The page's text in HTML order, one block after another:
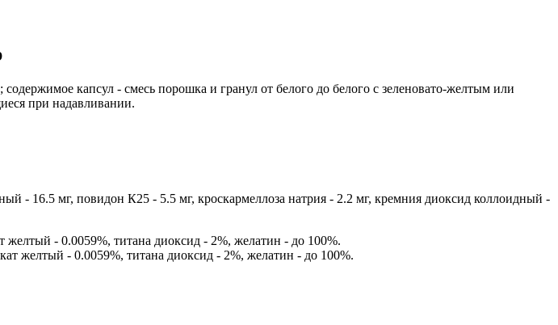
капсул - смесь порошка и гранул от белого до белого с зеленовато-желтым или
при надавливании.
- 16.5 мг, повидон К25 - 5.5 мг, кроскармеллоза натрия - 2.2 мг, кремния диоксид коллоидный -
- 0.0059%, титана диоксид - 2%, желатин - до 100%.
желтый - 0.0059%, титана диоксид - 2%, желатин - до 100%.